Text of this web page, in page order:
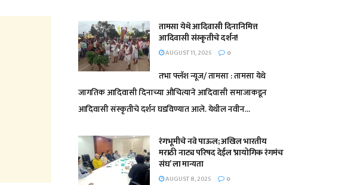
तामसा येथे आदिवासी दिनानिमित्त
आदिवासी संस्कृतीचे दर्शन!
AUGUST 11, 2025 0
तभा फ्लॅश न्यूज/ तामसा : तामसा येथे
जागतिक आदिवासी दिनाच्या औचित्याने आदिवासी समाजाकडून
आदिवासी संस्कृतीचे दर्शन घडविण्यात आले. येथील नवीन...
रंगभूमीचे नवे पाऊल; अखिल भारतीय
मराठी नाट्य परिषद देईल ‘प्रायोगिक रंगमंच
संघ’ ला मान्यता
AUGUST 8, 2025 0